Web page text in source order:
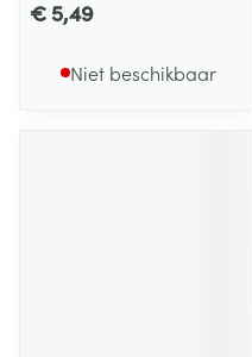
€ 5,49
Niet beschikbaar